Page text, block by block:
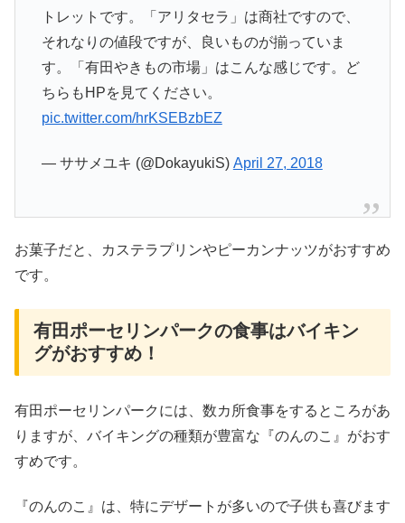
トレットです。「アリタセラ」は商社ですので、
それなりの値段ですが、良いものが揃っていま
す。「有田やきもの市場」はこんな感じです。ど
ちらもHPを見てください。
pic.twitter.com/hrKSEBzbEZ
— ササメユキ (@DokayukiS) April 27, 2018
お菓子だと、カステラプリンやピーカンナッツがおすすめ
です。
有田ポーセリンパークの食事はバイキン
グがおすすめ！
有田ポーセリンパークには、数カ所食事をするところがあ
りますが、バイキングの種類が豊富な『のんのこ』がおす
すめです。
『のんのこ』は、特にデザートが多いので子供も喜びます